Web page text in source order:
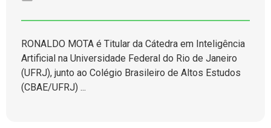
RONALDO MOTA é Titular da Cátedra em Inteligência
Artificial na Universidade Federal do Rio de Janeiro
(UFRJ), junto ao Colégio Brasileiro de Altos Estudos
(CBAE/UFRJ) ...